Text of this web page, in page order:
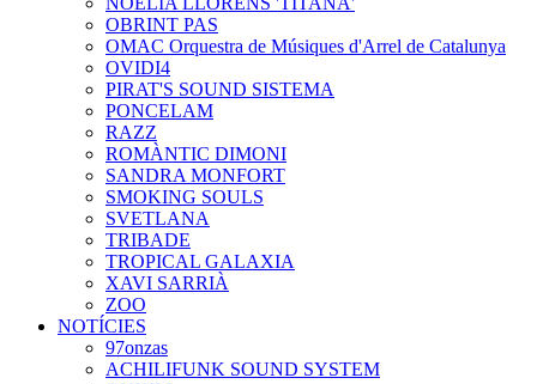
OBRINT PAS
OMAC Orquestra de Músiques d'Arrel de Catalunya
OVIDI4
PIRAT'S SOUND SISTEMA
PONCELAM
RAZZ
ROMÀNTIC DIMONI
SANDRA MONFORT
SMOKING SOULS
SVETLANA
TRIBADE
TROPICAL GALAXIA
XAVI SARRIÀ
ZOO
NOTÍCIES
97onzas
ACHILIFUNK SOUND SYSTEM